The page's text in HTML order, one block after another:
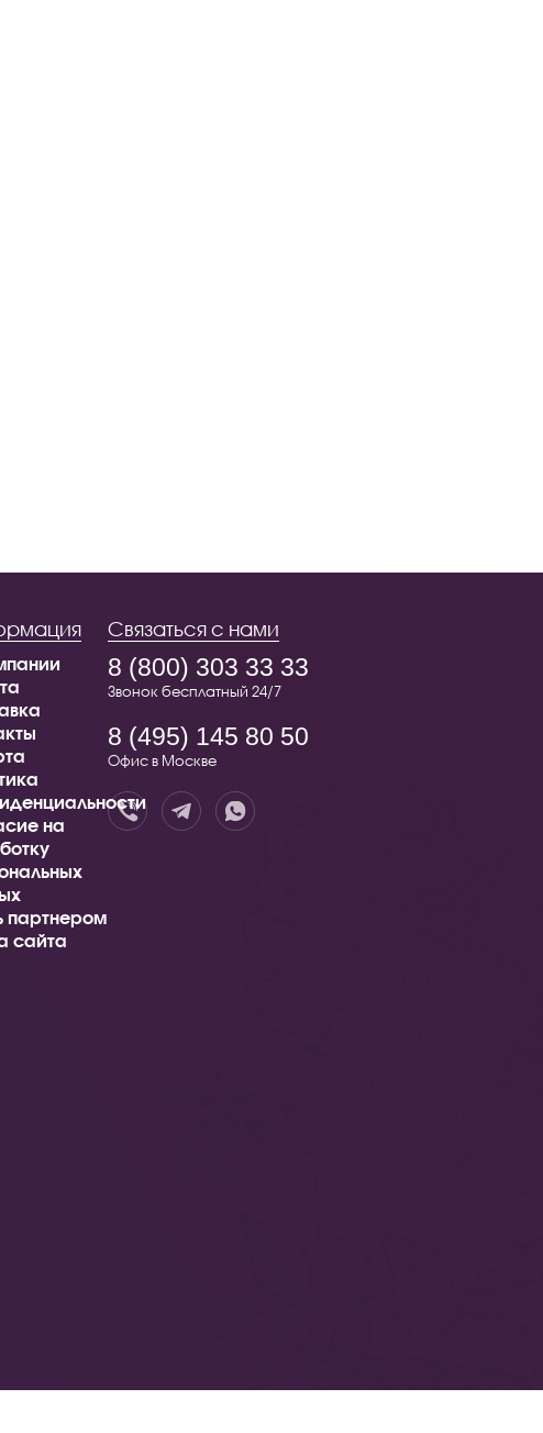
на
партнером
сайта
Связаться с нами
8 (800) 303 33 33
Звонок бесплатный 24/7
8 (495) 145 80 50
Офис в Москве